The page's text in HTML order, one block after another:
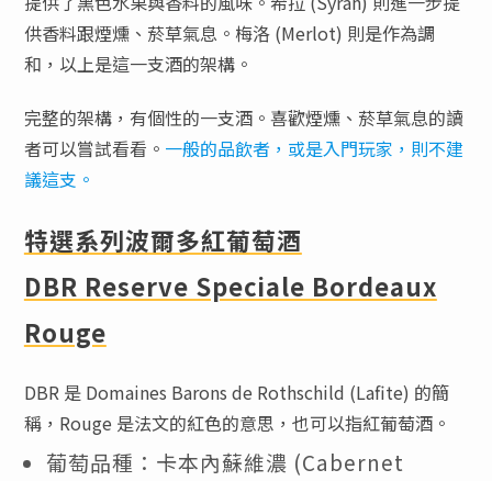
供香料跟煙燻、菸草氣息。梅洛 (Merlot) 則是作為調
和，以上是這一支酒的架構。
完整的架構，有個性的一支酒。喜歡煙燻、菸草氣息的讀
者可以嘗試看看。 一般的品飲者，或是入門玩家，則不建
議這支。
特選系列波爾多紅葡萄酒
DBR Reserve Speciale Bordeaux
Rouge
DBR 是 Domaines Barons de Rothschild (Lafite) 的簡
稱，Rouge 是法文的紅色的意思，也可以指紅葡萄酒。
葡萄品種：卡本內蘇維濃 (Cabernet